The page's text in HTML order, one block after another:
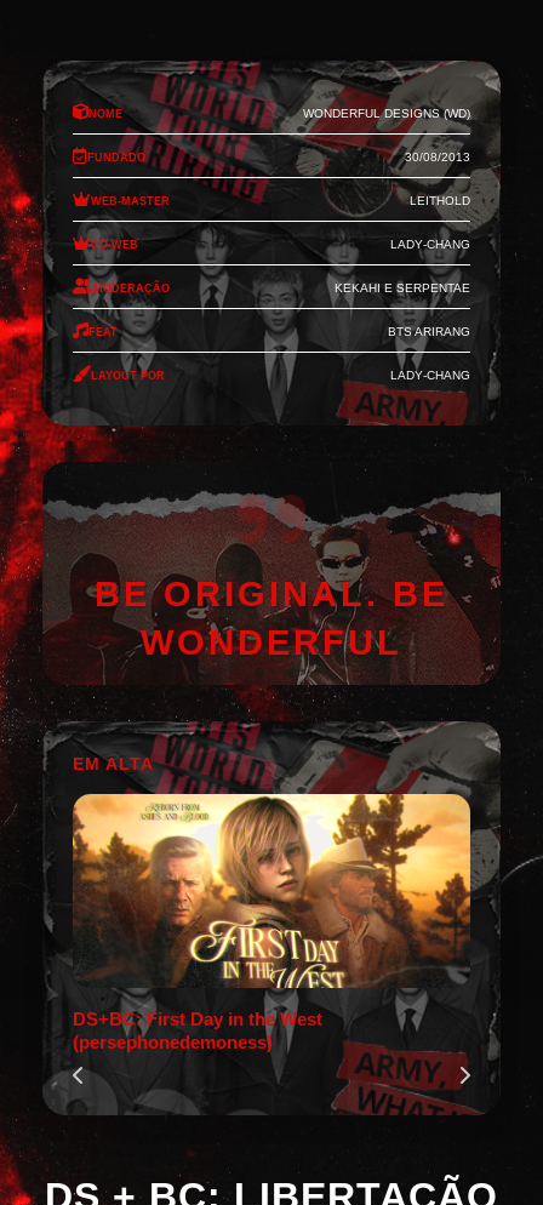
Nome Wonderful Designs (WD)
Fundado 30/08/2013
Web-Master Leithold
Co-Web Lady-Chang
Moderação Kekahi e Serpentae
Feat BTS Arirang
Layout por Lady-Chang
BE ORIGINAL. BE
WONDERFUL
EM ALTA
DS+BC: First Day in the West
(persephonedemoness)